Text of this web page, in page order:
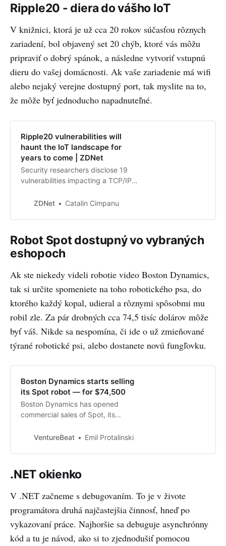
Ripple20 - diera do vášho IoT
V knižnici, ktorá je už cca 20 rokov súčasťou rôznych
zariadení, bol objavený set 20 chýb, ktoré vás môžu
pripraviť o dobrý spánok, a následne vytvoriť vstupnú
dieru do vašej domácnosti. Ak vaše zariadenie má wifi
alebo nejaký verejne dostupný port, tak myslite na to,
že môže byť jednoducho napadnuteľné.
Ripple20 vulnerabilities will
haunt the IoT landscape for
years to come | ZDNet
Security researchers disclose 19
vulnerabilities impacting a TCP/IP
IoT products.
ZDNet Catalin Cimpanu
Robot Spot dostupný vo vybraných
eshopoch
Ak ste niekedy videli robotie video Boston Dynamics,
tak si určite spomeniete na toho robotického psa, do
ktorého každý kopal, udieral a rôznymi spôsobmi mu
robil zle. Za pár drobných cca 74,5 tisíc dolárov môže
byť váš. Nikde sa nespomína, či ide o už zmieňované
týrané robotické psi, alebo dostanete novú fungľovku.
Boston Dynamics starts selling
its Spot robot — for $74,500
Boston Dynamics has opened
commercial sales of Spot, its
$74,500, to businesses in the U.S.
VentureBeat Emil Protalinski
.NET okienko
V .NET začneme s debugovaním. To je v živote
programátora druhá najčastejšia činnosť, hneď po
vykazovaní práce. Najhoršie sa debuguje asynchrónny
kód a tu je návod, ako si to zjednodušiť pomocou